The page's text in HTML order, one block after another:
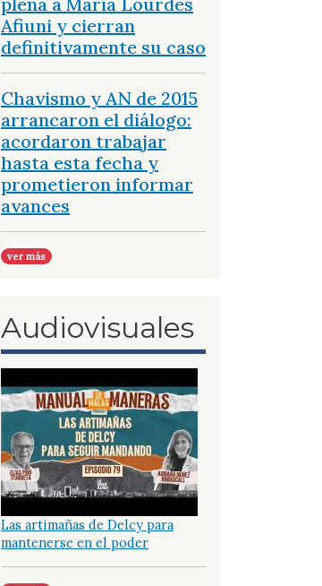
Afiuni y cierran
definitivamente su caso
Chavismo y AN de 2015
arrancaron el diálogo:
acordaron trabajar
hasta esta fecha y
prometieron informar
avances
ver más
Audiovisuales
Las artimañas de Delcy para
mantenerse en el poder